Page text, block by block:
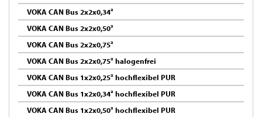
VOKA CAN Bus 2x2x0,34²
VOKA CAN Bus 2x2x0,50²
VOKA CAN Bus 2x2x0,75²
VOKA CAN Bus 2x2x0,75² halogenfrei
VOKA CAN Bus 1x2x0,25² hochflexibel PUR
VOKA CAN Bus 1x2x0,34² hochflexibel PUR
VOKA CAN Bus 1x2x0,50² hochflexibel PUR